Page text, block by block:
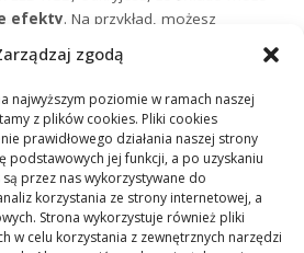
zgodą
najwyższym poziomie w ramach naszej
z plików cookies. Pliki cookies
prawidłowego działania naszej strony
podstawowych jej funkcji, a po uzyskaniu
przez nas wykorzystywane do
korzystania ze strony internetowej, a
Strona wykorzystuje również pliki
w celu korzystania z zewnętrznych narzędzi
‍efekty. Na przykład, możesz
rośnie i maleje. Jest to doskonały
atmosfery
w pokoju. Aby
zastosować⁣ płynne zmiany w
zielonego i niebieskiego ​za pomocą
także stworzenie efektu „fale ⁤świetlne”,
podczas imprez. Takie